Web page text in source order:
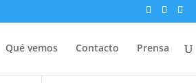
Qué vemos Contacto Prensa